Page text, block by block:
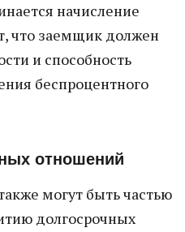
начисление
что заемщик должен
и способность
беспроцентного
отношений
могут быть частью
долгосрочных